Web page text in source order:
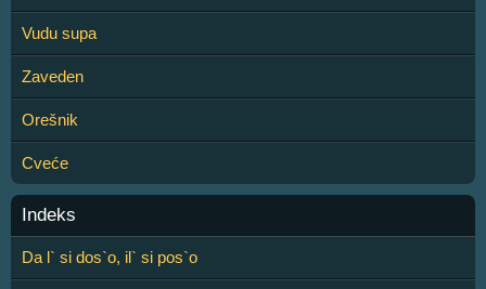
Vudu supa
Zaveden
Orešnik
Cveće
Indeks
Da l` si dos`o, il` si pos`o